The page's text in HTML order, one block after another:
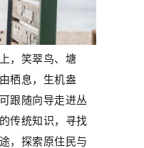
，笑翠鸟、塘
栖息，生机盎
可跟随向导走进丛
传统知识，寻找
， 探索原住民与